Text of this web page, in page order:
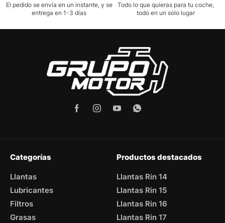
El pedido se envía en un instante, y se
entrega en 1-3 días
Todo lo que quieras para tu coche,
todo en un solo lugar
Categorías
Llantas
Lubricantes
Filtros
Grasas
Productos destacados
Llantas Rin 14
Llantas Rin 15
Llantas Rin 16
Llantas Rin 17